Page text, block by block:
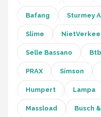
Bafang Sturmey
Slime
Selle Bassano Btb
PRAX Simson
Humpert Lampa
Massload Busch